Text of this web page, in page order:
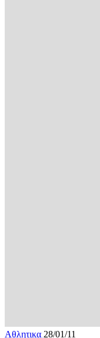
Αθλητικα 28/01/11